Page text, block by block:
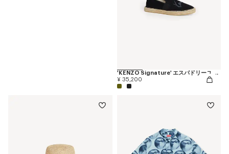
'KENZO Signature' エスパドリーユ イン キャンバス
¥ 35,200